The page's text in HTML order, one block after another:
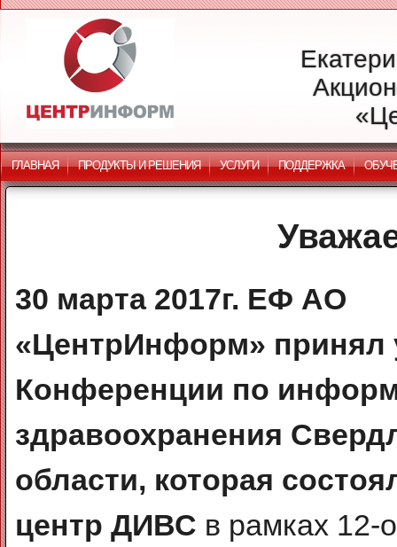
ГЛАВНАЯ ПРОДУКТЫ И РЕШЕНИЯ УСЛУГИ ПОДДЕРЖКА
30 марта 2017г. ЕФ АО
«ЦентрИнформ» принял
Конференции по
здравоохранения
области, которая
центр ДИВС в рамках 12-